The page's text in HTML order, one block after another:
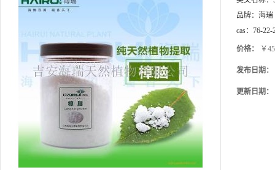
品牌： 海瑞
cas： 76-22-
价格： ￥
发布日期：
更新日期：